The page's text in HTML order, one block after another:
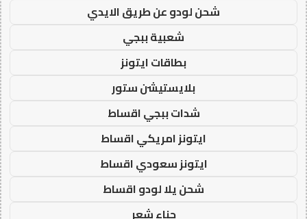
شحن لودو عن طريق الايدي
شعبية ببجي
بطاقات ايتونز
بلايستيشن ستور
شدات ببجي اقساط
ايتونز امريكي اقساط
ايتونز سعودي اقساط
شحن يلا لودو اقساط
حناء شعر